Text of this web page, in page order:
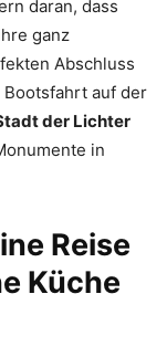
daran, dass
ganz
Abschluss
auf der
der Lichter
in
Reise
Küche